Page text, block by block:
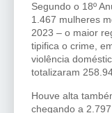
Segundo o 18º
1.467 mulheres
2023 – o maior
tipifica o crime,
violência
totalizaram
Houve alta
chegando a